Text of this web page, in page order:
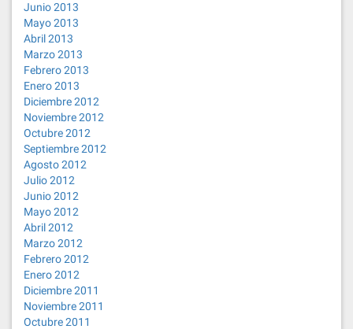
Junio 2013
Mayo 2013
Abril 2013
Marzo 2013
Febrero 2013
Enero 2013
Diciembre 2012
Noviembre 2012
Octubre 2012
Septiembre 2012
Agosto 2012
Julio 2012
Junio 2012
Mayo 2012
Abril 2012
Marzo 2012
Febrero 2012
Enero 2012
Diciembre 2011
Noviembre 2011
Octubre 2011